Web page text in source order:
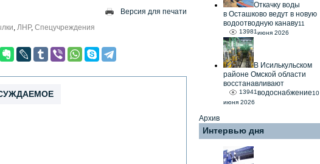
Версия для печати
, ЛНР, Спецучреждения
Откачку воды
в Осташково ведут в новую
водоотводную канаву
13981
11
июня 2026
В Исилькульском
районе Омской области
восстанавливают
водоснабжение
13941
10
июня 2026
Архив
Интервью дня